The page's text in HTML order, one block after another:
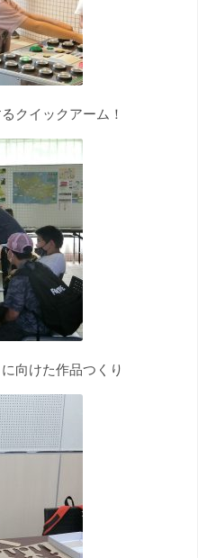
クイックアーム！
向けた作品つくり